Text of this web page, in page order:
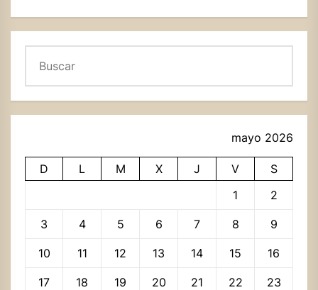
mayo 2026
D L M X J V
S
1
2
3 4 5 6 7 8 9
10 11 12 13 14 15 16
17 18 19 20 21 22 23